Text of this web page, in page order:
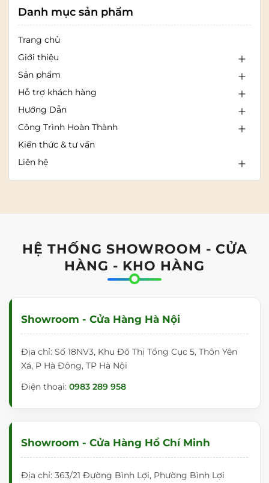
Danh mục sản phẩm
Trang chủ
Giới thiệu
Sản phẩm
Hỗ trợ khách hàng
Hướng Dẫn
Công Trình Hoàn Thành
Kiến thức & tư vấn
Liên hệ
HỆ THỐNG SHOWROOM - CỬA
HÀNG - KHO HÀNG
Showroom - Cửa Hàng Hà Nội
Địa chỉ: Số 18NV3, Khu Đô Thị Tổng Cục 5, Thôn Yên
Xá, P Hà Đông, TP Hà Nội
Điện thoại: 0983 289 958
Showroom - Cửa Hàng Hồ Chí Minh
Địa chỉ: 363/21 Đường Bình Lợi, Phường Bình Lợi